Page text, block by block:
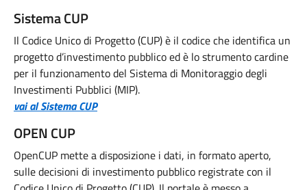
Sistema CUP
Il Codice Unico di Progetto (CUP) è il codice che identifica un
progetto d’investimento pubblico ed è lo strumento cardine
per il funzionamento del Sistema di Monitoraggio degli
Investimenti Pubblici (MIP).
vai al Sistema CUP
OPEN CUP
OpenCUP mette a disposizione i dati, in formato aperto,
sulle decisioni di investimento pubblico registrate con il